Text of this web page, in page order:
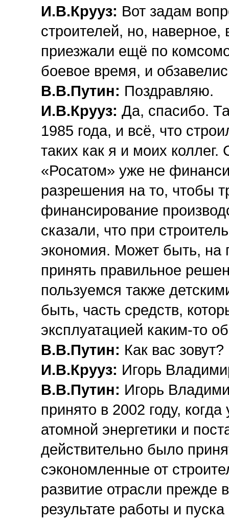
И.В.Крууз: Вот задам
строителей, но,
приезжали ещё по
боевое время, и
В.В.Путин: Поздравляю.
И.В.Крууз: Да, спасибо.
1985 года, и всё, что
таких как я и моих
«Росатом» уже не
разрешения на то, чтобы
финансирование
сказали, что при
экономия. Может быть, на
принять правильное
пользуемся также
быть, часть средств,
эксплуатацией каким-то
В.В.Путин: Как вас зовут?
И.В.Крууз: Игорь
В.В.Путин: Игорь
принято в 2002 году,
атомной энергетики и
действительно было
сэкономленные от
развитие отрасли прежде
результате работы и